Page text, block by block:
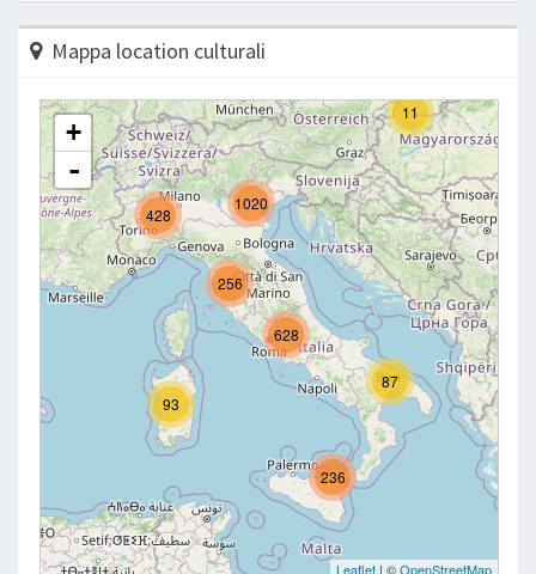
Mappa location culturali